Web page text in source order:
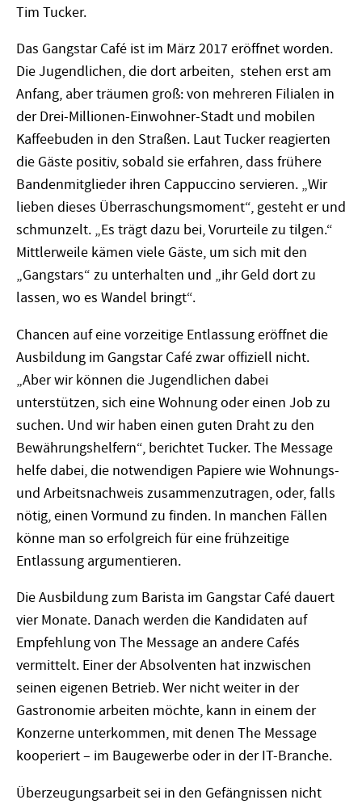
Tim Tucker.
Das Gangstar Café ist im März 2017 eröffnet worden.
Die Jugendlichen, die dort arbeiten, stehen erst am
Anfang, aber träumen groß: von mehreren Filialen in
der Drei-Millionen-Einwohner-Stadt und mobilen
Kaffeebuden in den Straßen. Laut Tucker reagierten
die Gäste positiv, sobald sie erfahren, dass frühere
Bandenmitglieder ihren Cappuccino servieren. „Wir
lieben dieses Überraschungsmoment“, gesteht er und
schmunzelt. „Es trägt dazu bei, Vorurteile zu tilgen.“
Mittlerweile kämen viele Gäste, um sich mit den
„Gangstars“ zu unterhalten und „ihr Geld dort zu
lassen, wo es Wandel bringt“.
Chancen auf eine vorzeitige Entlassung eröffnet die
Ausbildung im Gangstar Café zwar offiziell nicht.
„Aber wir können die Jugendlichen dabei
unterstützen, sich eine Wohnung oder einen Job zu
suchen. Und wir haben einen guten Draht zu den
Bewährungshelfern“, berichtet Tucker. The Message
helfe dabei, die notwendigen Papiere wie Wohnungs-
und Arbeitsnachweis zusammenzutragen, oder, falls
nötig, einen Vormund zu finden. In manchen Fällen
könne man so erfolgreich für eine frühzeitige
Entlassung argumentieren.
Die Ausbildung zum Barista im Gangstar Café dauert
vier Monate. Danach werden die Kandidaten auf
Empfehlung von The Message an andere Cafés
vermittelt. Einer der Absolventen hat inzwischen
seinen eigenen Betrieb. Wer nicht weiter in der
Gastronomie arbeiten möchte, kann in einem der
Konzerne unterkommen, mit denen The Message
kooperiert – im Baugewerbe oder in der IT-Branche.
Überzeugungsarbeit sei in den Gefängnissen nicht